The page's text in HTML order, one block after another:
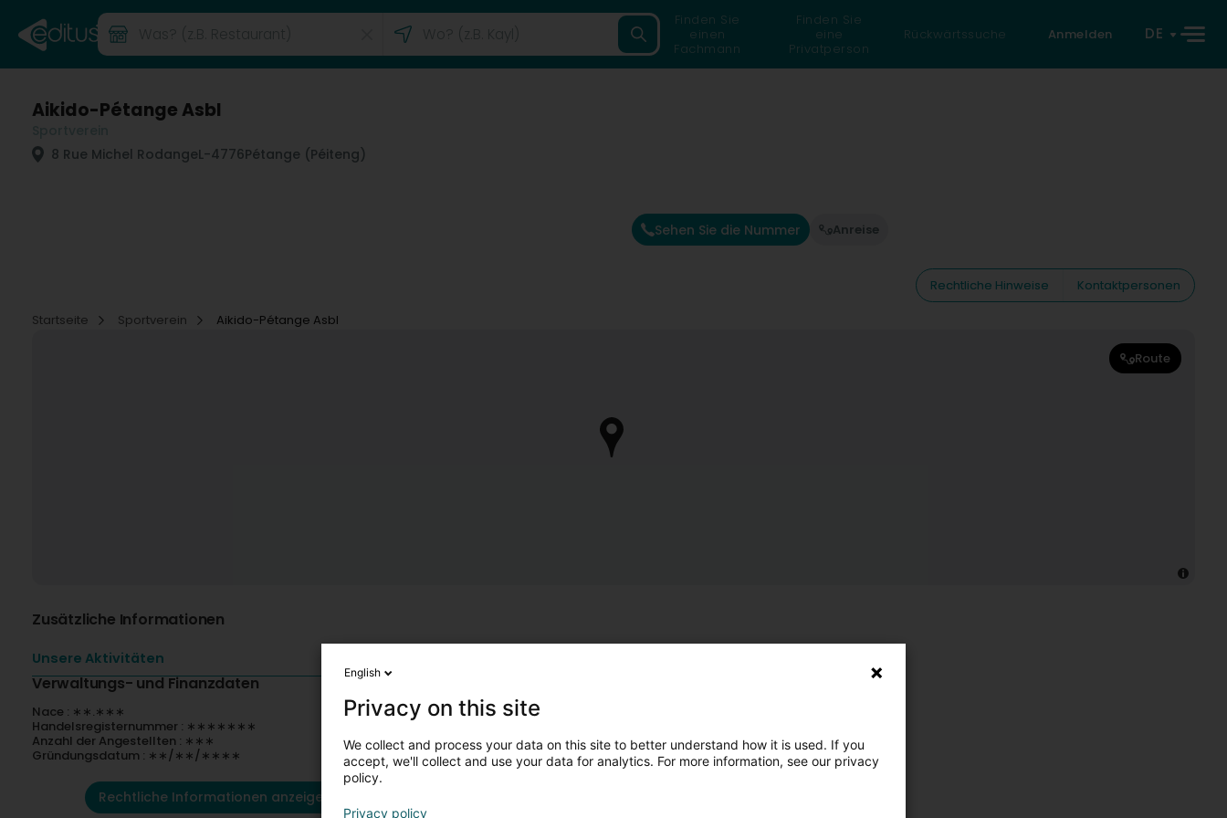
Finden Sie
einen
Fachmann
Finden Sie
eine
Privatperson
Rückwärtssuche Anmelden DE
Aikido-Pétange Asbl
8 Rue Michel RodangeL-4776Pétange (Péiteng)
Sehen Sie die Nummer Anreise
Rechtliche Hinweise
Kontaktpersonen
Startseite
Sportverein Aikido-Pétange Asbl
Route
Zusätzliche Informationen
Unsere Aktivitäten
Verwaltungs- und Finanzdaten
Nace : ∗∗.∗∗∗
Handelsregisternummer : ∗∗∗∗∗∗∗
Anzahl der Angestellten : ∗∗∗
Gründungsdatum : ∗∗/∗∗/∗∗∗∗
Rechtliche Informationen anzeigen
English
Privacy on this site
We collect and process your data on this site to better understand how it is used. If you
accept, we'll collect and use your data for analytics. For more information, see our privacy
policy.
Privacy policy